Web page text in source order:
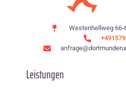
Westenhellweg 66-
Leistungen